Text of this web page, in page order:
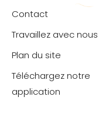
Contact
Travaillez avec nous
Plan du site
Téléchargez notre
application